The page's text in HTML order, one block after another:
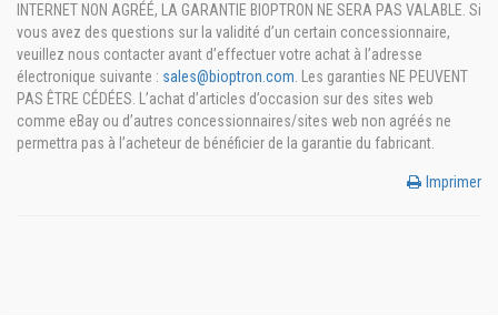
INTERNET NON AGRÉÉ, LA GARANTIE BIOPTRON NE SERA PAS VALABLE. Si
vous avez des questions sur la validité d’un certain concessionnaire,
veuillez nous contacter avant d’effectuer votre achat à l’adresse
électronique suivante : sales@bioptron.com . Les garanties NE PEUVENT
PAS ÊTRE CÉDÉES. L’achat d’articles d’occasion sur des sites web
comme eBay ou d’autres concessionnaires/sites web non agréés ne
permettra pas à l’acheteur de bénéficier de la garantie du fabricant.
Imprimer